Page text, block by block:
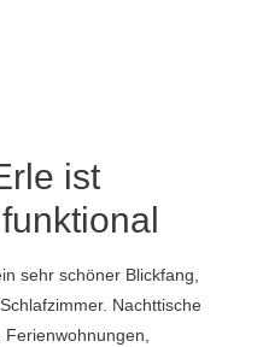
ist
sehr schöner Blickfang,
Nachttische
Ferienwohnungen,